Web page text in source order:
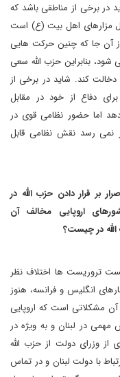
در برخی از مناطقی باشد که
مزارهای اهل بیت (ع) است
آن جا که چنین حرکت هایی
بنابراین حزب الله سعی
دخالت کند. شاید در برخی از
دفاع از خود در مقابل
اما حضور نظامی قوی در
رسد نقش نظامی قابل
بر قرار دادن حزب الله در
اروپایی مخالف آن
در چیست؟
تروریست ها اختلاف نظر
انگلیس و فرانسه، هنوز
مشکلاتی است که اروپایی
مهمی در لبنان و به ویژه در
از وزرای دولت از حزب الله
با دولت لبنان و در تماس